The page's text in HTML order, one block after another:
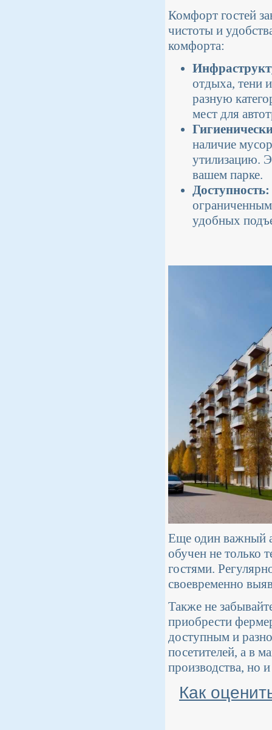
Комфорт гостей
чистоты и
комфорта:
отдыха, тени
разную
мест для
наличие
утилизацию.
вашем парке.
Доступность:
удобных
Еще один важный
обучен не только
гостями.
своевременно
Также не
приобрести
доступным и
посетителей, а в
производства, но
Как